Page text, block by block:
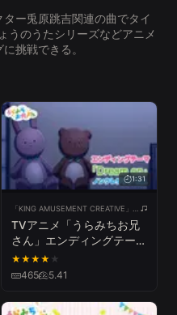
ター兎原跳吉関連の曲でタイ
うのうたシリーズなどアニメ
挑戦できる。
1:31
「KING AMUSEMENT CREATIVE」公式チャンネル
TVアニメ「うらみちお兄
さん」エンディングテーマ
『Dream on 』ノンクレジ
ットVer.
★★★★ ★
465 5.41